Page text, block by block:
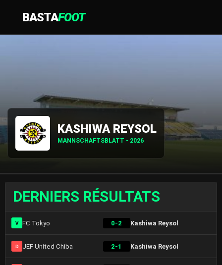
BASTAFOOT
KASHIWA REYSOL
MANNSCHAFTSBLATT - 2026
DERNIERS RÉSULTATS
V FC Tokyo 0-2 Kashiwa Reysol
D JEF United Chiba 2-1 Kashiwa Reysol